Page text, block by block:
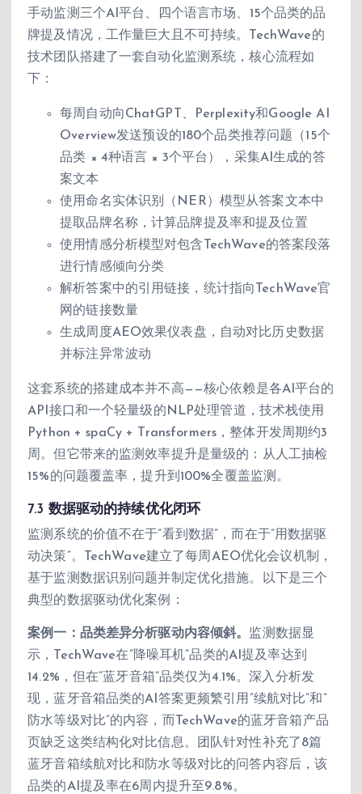
手动监测三个AI平台、四个语言市场、15个品类的品
牌提及情况，工作量巨大且不可持续。TechWave的
技术团队搭建了一套自动化监测系统，核心流程如
下：
每周自动向ChatGPT、Perplexity和Google AI
Overview发送预设的180个品类推荐问题（15个
品类 × 4种语言 × 3个平台），采集AI生成的答
案文本
使用命名实体识别（NER）模型从答案文本中
提取品牌名称，计算品牌提及率和提及位置
使用情感分析模型对包含TechWave的答案段落
进行情感倾向分类
解析答案中的引用链接，统计指向TechWave官
网的链接数量
生成周度AEO效果仪表盘，自动对比历史数据
并标注异常波动
这套系统的搭建成本并不高——核心依赖是各AI平台的
API接口和一个轻量级的NLP处理管道，技术栈使用
Python + spaCy + Transformers，整体开发周期约3
周。但它带来的监测效率提升是量级的：从人工抽检
15%的问题覆盖率，提升到100%全覆盖监测。
7.3 数据驱动的持续优化闭环
监测系统的价值不在于”看到数据”，而在于”用数据驱
动决策”。TechWave建立了每周AEO优化会议机制，
基于监测数据识别问题并制定优化措施。以下是三个
典型的数据驱动优化案例：
案例一：品类差异分析驱动内容倾斜。 监测数据显
示，TechWave在”降噪耳机”品类的AI提及率达到
14.2%，但在”蓝牙音箱”品类仅为4.1%。深入分析发
现，蓝牙音箱品类的AI答案更频繁引用”续航对比”和”
防水等级对比”的内容，而TechWave的蓝牙音箱产品
页缺乏这类结构化对比信息。团队针对性补充了8篇
蓝牙音箱续航对比和防水等级对比的问答内容后，该
品类的AI提及率在6周内提升至9.8%。